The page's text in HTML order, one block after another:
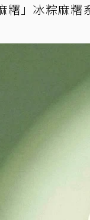
糬」冰粽麻糬